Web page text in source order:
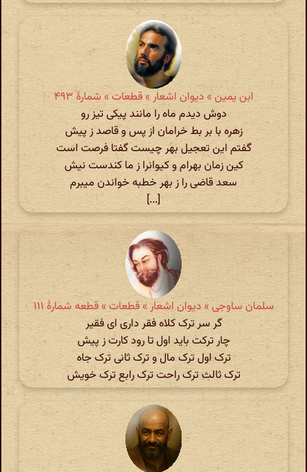
ابن یمین » دیوان اشعار » قطعات » شمارهٔ ۴٩٣
دوش دیدم ماه را مانند پیکی تیز رو
زهره با بر بط خرامان از پس و قاصد ز پیش
گفتم این تعجیل بهر چیست گفتا فرصت است
کین زمان بهرام و کیوانرا ز ما کندست نیش
سعد قاضی را ز بهر خطبه خواندن میبرم
[...]
سلمان ساوجی » دیوان اشعار » قطعات » قطعه شمارهٔ ۱۱۱
گر سر ترک کلاه فقر داری ای فقیر
چار ترکت باید اول تا رود کارت ز پیش
ترک اول ترک مال و ترک ثانی ترک جاه
ترک ثالث ترک راحت ترک رابع ترک خویش